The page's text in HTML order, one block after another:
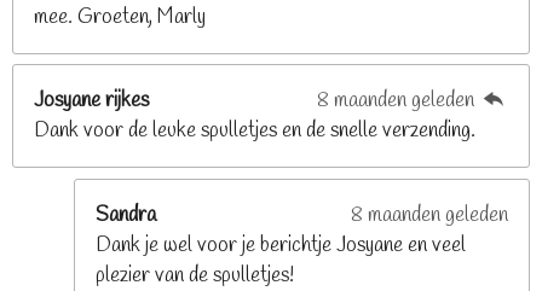
s
mee. Groeten, Marly
Josyane rijkes
8 maanden geleden
Dank voor de leuke spulletjes en de snelle verzending.
Sandra
8 maanden geleden
Dank je wel voor je berichtje Josyane en veel
plezier van de spulletjes!